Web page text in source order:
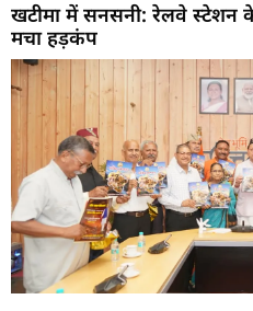
खटीमा में सनसनी: रेलवे स्टेशन
मचा हड़कंप